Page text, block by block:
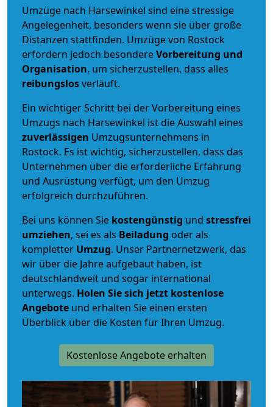
Umzüge nach Harsewinkel sind eine stressige
Angelegenheit, besonders wenn sie über große
Distanzen stattfinden. Umzüge von Rostock
erfordern jedoch besondereVorbereitung und
Organisation, um sicherzustellen, dass alles
reibungslosverläuft.
Ein wichtiger Schritt bei der Vorbereitung eines
Umzugs nach Harsewinkel ist die Auswahl eines
zuverlässigen Umzugsunternehmens in
Rostock. Es ist wichtig, sicherzustellen, dass das
Unternehmen über die erforderliche Erfahrung
und Ausrüstung verfügt, um den Umzug
erfolgreich durchzuführen.
Bei uns können Sie kostengünstig und stressfrei
umziehen, sei es als Beiladung oder als
kompletter Umzug. Unser Partnernetzwerk, das
wir über die Jahre aufgebaut haben, ist
deutschlandweit und sogar international
unterwegs. Holen Sie sich jetzt kostenlose
Angebote und erhalten Sie einen ersten
Überblick über die Kosten für Ihren Umzug.
Kostenlose Angebote erhalten